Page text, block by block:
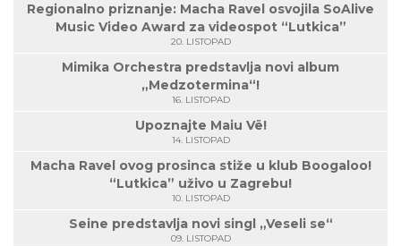
Regionalno priznanje: Macha Ravel osvojila SoAlive
Music Video Award za videospot “Lutkica”
20. LISTOPAD
Mimika Orchestra predstavlja novi album
„Medzotermina“!
16. LISTOPAD
Upoznajte Maiu Vë!
14. LISTOPAD
Macha Ravel ovog prosinca stiže u klub Boogaloo!
“Lutkica” uživo u Zagrebu!
10. LISTOPAD
Seine predstavlja novi singl „Veseli se“
09. LISTOPAD